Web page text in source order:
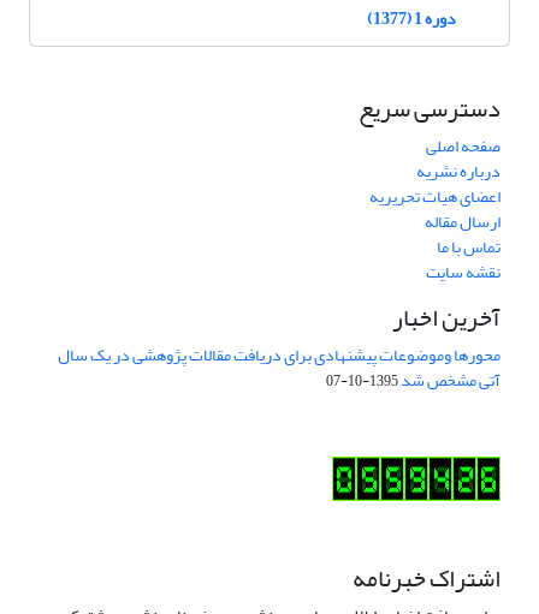
دوره 1 (1377)
دسترسی سریع
صفحه اصلی
درباره نشریه
اعضای هیات تحریریه
ارسال مقاله
تماس با ما
نقشه سایت
آخرین اخبار
محورها وموضوعات پیشنهادی برای دریافت مقالات پژوهشی در یک سال
آتی مشخص شد1395-10-07
اشتراک خبرنامه